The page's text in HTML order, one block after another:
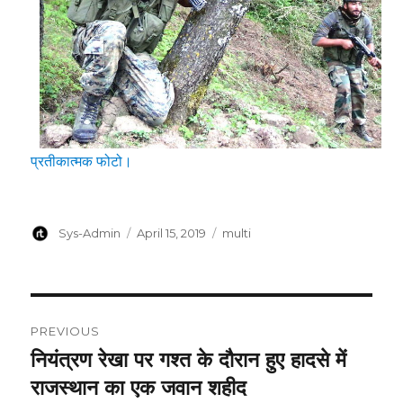
प्रतीकात्मक फोटो।
Author
Sys-Admin
Posted
April 15, 2019 Categories
multi
navigation
PREVIOUS
Previous
post:
नियंत्रण रेखा पर गश्त के दौरान हुए हादसे में
राजस्थान का एक जवान शहीद